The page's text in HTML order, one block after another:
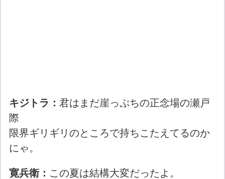
キジトラ：君はまだ崖っぷちの正念場の瀬戸
際
限界ギリギリのところで持ちこたえてるのか
にゃ。
寛兵衛： この夏は結構大変だったよ。